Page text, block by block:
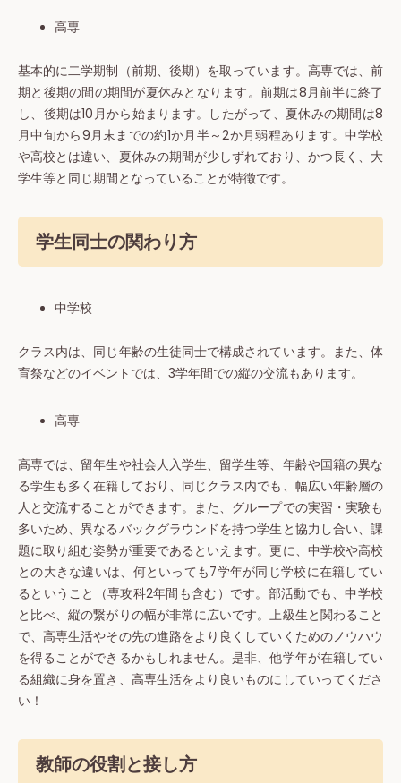
高専
基本的に二学期制（前期、後期）を取っています。高専では、前
期と後期の間の期間が夏休みとなります。前期は8月前半に終了
し、後期は10月から始まります。したがって、夏休みの期間は8
月中旬から9月末までの約1か月半～2か月弱程あります。中学校
や高校とは違い、夏休みの期間が少しずれており、かつ長く、大
学生等と同じ期間となっていることが特徴です。
学生同士の関わり方
中学校
クラス内は、同じ年齢の生徒同士で構成されています。また、体
育祭などのイベントでは、3学年間での縦の交流もあります。
高専
高専では、留年生や社会人入学生、留学生等、年齢や国籍の異な
る学生も多く在籍しており、同じクラス内でも、幅広い年齢層の
人と交流することができます。また、グループでの実習・実験も
多いため、異なるバックグラウンドを持つ学生と協力し合い、課
題に取り組む姿勢が重要であるといえます。更に、中学校や高校
との大きな違いは、何といっても7学年が同じ学校に在籍してい
るということ（専攻科2年間も含む）です。部活動でも、中学校
と比べ、縦の繋がりの幅が非常に広いです。上級生と関わること
で、高専生活やその先の進路をより良くしていくためのノウハウ
を得ることができるかもしれません。是非、他学年が在籍してい
る組織に身を置き、高専生活をより良いものにしていってくださ
い！
教師の役割と接し方